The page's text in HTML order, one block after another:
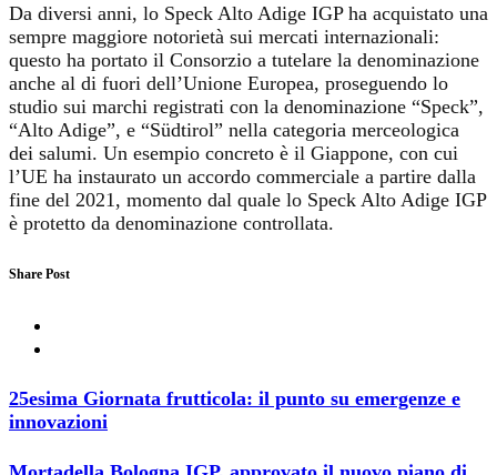
Da diversi anni, lo Speck Alto Adige IGP ha acquistato una
sempre maggiore notorietà sui mercati internazionali:
questo ha portato il Consorzio a tutelare la denominazione
anche al di fuori dell’Unione Europea, proseguendo lo
studio sui marchi registrati con la denominazione “Speck”,
“Alto Adige”, e “Südtirol” nella categoria merceologica
dei salumi. Un esempio concreto è il Giappone, con cui
l’UE ha instaurato un accordo commerciale a partire dalla
fine del 2021, momento dal quale lo Speck Alto Adige IGP
è protetto da denominazione controllata.
Share Post
25esima Giornata frutticola: il punto su emergenze e
innovazioni